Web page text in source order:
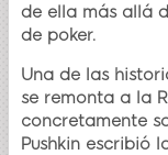
de ella más allá
de poker.
Una de las
se remonta a la
concretamente
Pushkin escribió